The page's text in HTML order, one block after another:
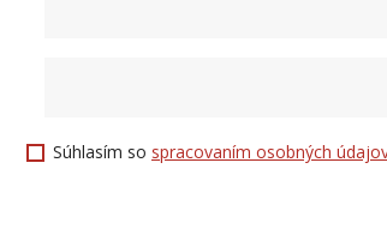
Súhlasím so spracovaním osobných